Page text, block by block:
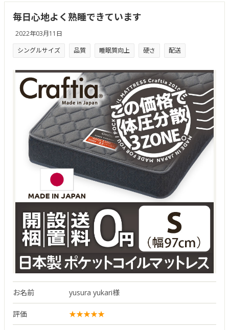
毎日心地よく熟睡できています
2022年03月11日
シングルサイズ
品質 睡眠質向上 硬さ 配送
お名前 yusura yukari様
評価